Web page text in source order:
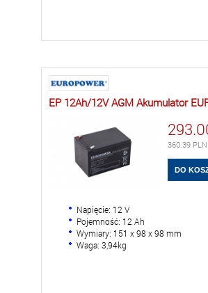
EP 12Ah/12V AGM Akumulator
360.39 PLN
Napięcie: 12 V
Pojemność: 12 Ah
Wymiary: 151 x 98 x 98 mm
Waga: 3,94kg